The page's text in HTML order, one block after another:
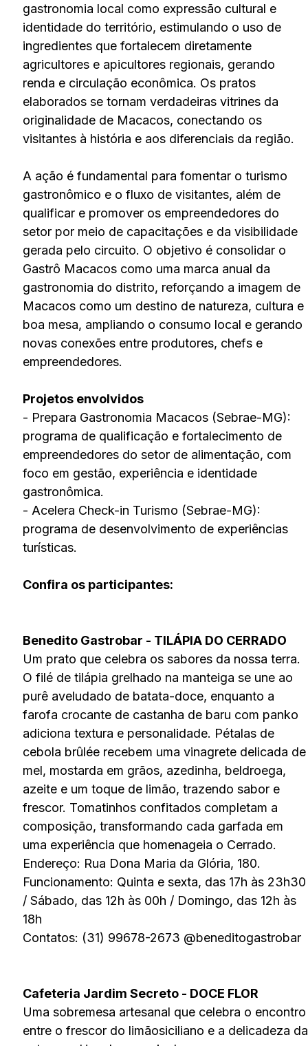
gastronomia local como expressão cultural e
identidade do território, estimulando o uso de
ingredientes que fortalecem diretamente
agricultores e apicultores regionais, gerando
renda e circulação econômica. Os pratos
elaborados se tornam verdadeiras vitrines da
originalidade de Macacos, conectando os
visitantes à história e aos diferenciais da região.
A ação é fundamental para fomentar o turismo
gastronômico e o fluxo de visitantes, além de
qualificar e promover os empreendedores do
setor por meio de capacitações e da visibilidade
gerada pelo circuito. O objetivo é consolidar o
Gastrô Macacos como uma marca anual da
gastronomia do distrito, reforçando a imagem de
Macacos como um destino de natureza, cultura e
boa mesa, ampliando o consumo local e gerando
novas conexões entre produtores, chefs e
empreendedores.
Projetos envolvidos
- Prepara Gastronomia Macacos (Sebrae-MG):
programa de qualificação e fortalecimento de
empreendedores do setor de alimentação, com
foco em gestão, experiência e identidade
gastronômica.
- Acelera Check-in Turismo (Sebrae-MG):
programa de desenvolvimento de experiências
turísticas.
Confira os participantes:
Benedito Gastrobar - TILÁPIA DO CERRADO
Um prato que celebra os sabores da nossa terra.
O filé de tilápia grelhado na manteiga se une ao
purê aveludado de batata-doce, enquanto a
farofa crocante de castanha de baru com panko
adiciona textura e personalidade. Pétalas de
cebola brûlée recebem uma vinagrete delicada de
mel, mostarda em grãos, azedinha, beldroega,
azeite e um toque de limão, trazendo sabor e
frescor. Tomatinhos confitados completam a
composição, transformando cada garfada em
uma experiência que homenageia o Cerrado.
Endereço: Rua Dona Maria da Glória, 180.
Funcionamento: Quinta e sexta, das 17h às 23h30
/ Sábado, das 12h às 00h / Domingo, das 12h às
18h
Contatos: (31) 99678-2673 @beneditogastrobar
Cafeteria Jardim Secreto - DOCE FLOR
Uma sobremesa artesanal que celebra o encontro
entre o frescor do limãosiciliano e a delicadeza da